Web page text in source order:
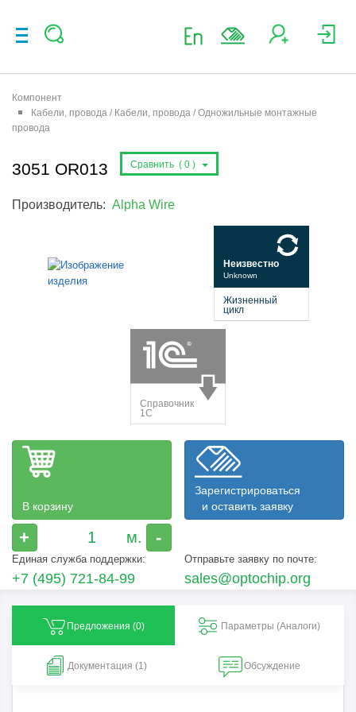
Компонент
Кабели, провода / Кабели, провода / Одножильные монтажные
провода
3051 OR013 Сравнить ( 0 )
Производитель: Alpha Wire
В корзину
+ -
Зарегистрироваться
и оставить заявку
Единая служба поддержки:
+7 (495) 721-84-99
Отправьте заявку по почте:
sales@optochip.org
Предложения (0) Параметры (Aналоги)
Документация (1) Обсуждение